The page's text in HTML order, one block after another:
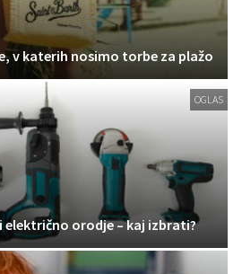
v katerih nosimo torbe za plažo
OGLAS
orodje – kaj izbrati?